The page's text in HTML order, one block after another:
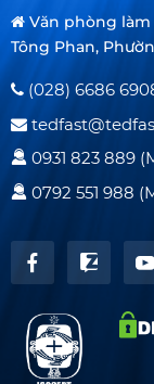
Văn phòng làm
Tông Phan,
(028) 6686
0931 823 889
0792 551 988